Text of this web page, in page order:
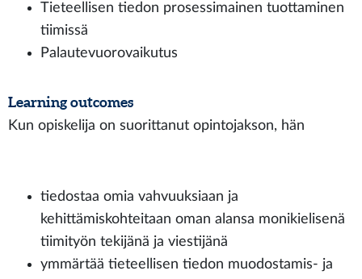
Tieteellisen tiedon prosessimainen tuottaminen
tiimissä
Palautevuorovaikutus
Learning outcomes
Kun opiskelija on suorittanut opintojakson, hän
tiedostaa omia vahvuuksiaan ja
kehittämiskohteitaan oman alansa monikielisenä
tiimityön tekijänä ja viestijänä
ymmärtää tieteellisen tiedon muodostamis- ja